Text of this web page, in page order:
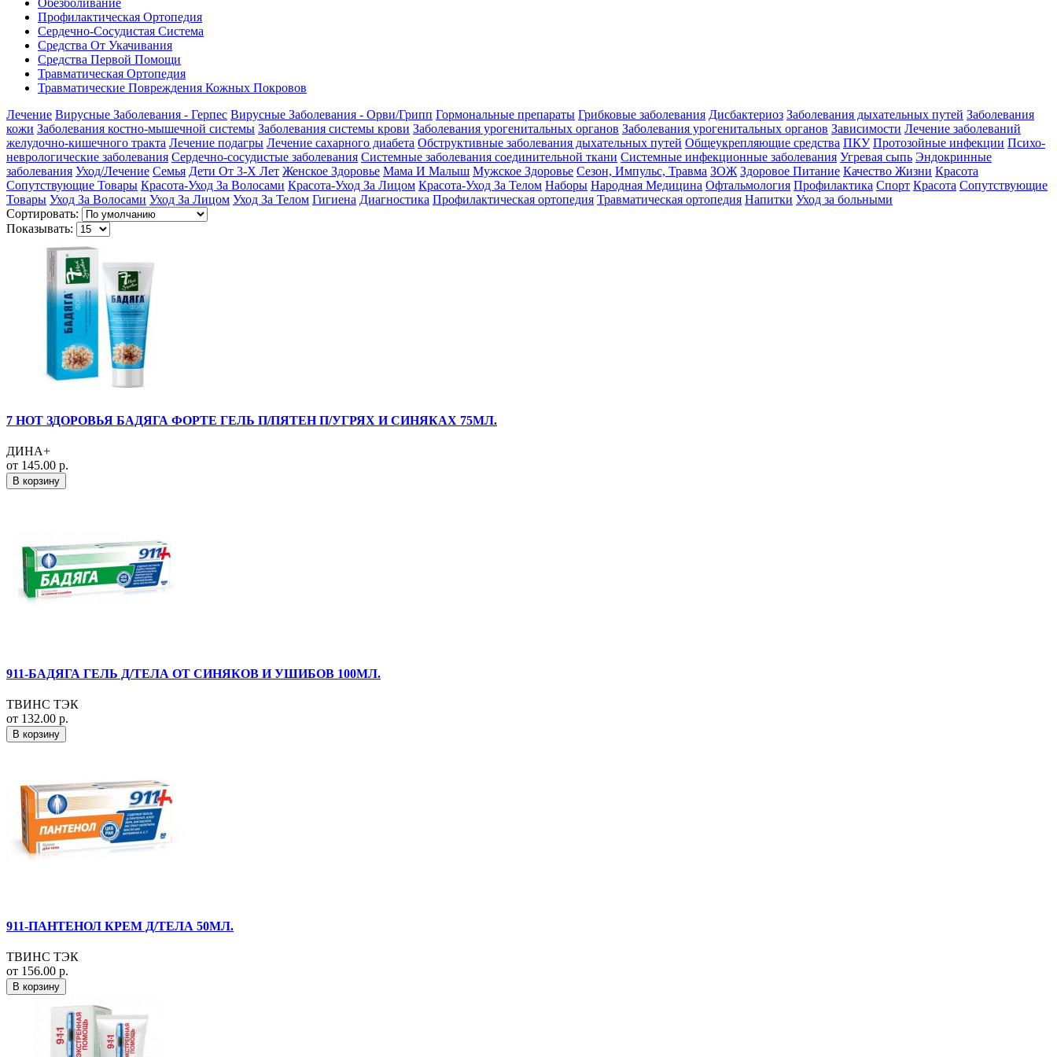
Профилактическая Ортопедия
Сердечно-Сосудистая Система
Средства От Укачивания
Средства Первой Помощи
Травматическая Ортопедия
Травматические Повреждения Кожных Покровов
Лечение Вирусные Заболевания - Герпес Вирусные Заболевания - Орви/Грипп Гормональные препараты Грибковые заболевания Дисбактериоз Заболевания дыхательных путей Заболевания
кожи Заболевания костно-мышечной системы Заболевания системы крови Заболевания урогенитальных органов Заболевания урогенитальных органов Зависимости Лечение заболеваний
желудочно-кишечного тракта Лечение подагры Лечение сахарного диабета Обструктивные заболевания дыхательных путей Общеукрепляющие средства ПКУ Протозойные инфекции Психо-
неврологические заболевания Сердечно-сосудистые заболевания Системные заболевания соединительной ткани Системные инфекционные заболевания Угревая сыпь Эндокринные
заболевания Уход/Лечение Семья Дети От 3-Х Лет Женское Здоровье Мама И Малыш Мужское Здоровье Сезон, Импульс, Травма ЗОЖ Здоровое Питание Качество Жизни Красота
Сопутствующие Товары Красота-Уход За Волосами Красота-Уход За Лицом Красота-Уход За Телом Наборы Народная Медицина Офтальмология Профилактика Спорт Красота Сопутствующие
Товары Уход За Волосами Уход За Лицом Уход За Телом Гигиена Диагностика Профилактическая ортопедия Травматическая ортопедия Напитки Уход за больными
Сортировать:
Показывать:
7 НОТ ЗДОРОВЬЯ БАДЯГА ФОРТЕ ГЕЛЬ П/ПЯТЕН П/УГРЯХ И СИНЯКАХ 75МЛ.
ДИНА+
от 145.00 р.
В корзину
911-БАДЯГА ГЕЛЬ Д/ТЕЛА ОТ СИНЯКОВ И УШИБОВ 100МЛ.
ТВИНС ТЭК
от 132.00 р.
В корзину
911-ПАНТЕНОЛ КРЕМ Д/ТЕЛА 50МЛ.
ТВИНС ТЭК
от 156.00 р.
В корзину